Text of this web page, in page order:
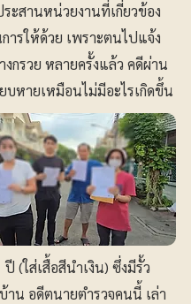
ระสานหน่วยงานที่เกี่ยวข้อง
ารให้ด้วย เพราะตนไปแจ้ง
กรวย หลายครั้งแล้ว คดีผ่าน
บหายเหมือนไม่มีอะไรเกิดขึ้น
ปี (ใส่เสื้อสีนำเงิน) ซึ่งมีรั้ว
าน อดีตนายตำรวจคนนี้ เล่า